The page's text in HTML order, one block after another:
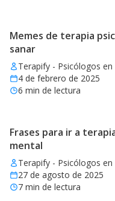
Memes de terapia
sanar
Terapify - Psicólogos en
4 de febrero de 2025
6 min de lectura
Frases para ir a
mental
Terapify - Psicólogos en
27 de agosto de 2025
7 min de lectura